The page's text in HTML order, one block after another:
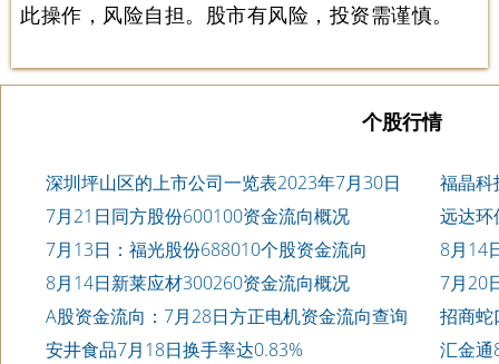
此操作，风险自担。股市有风险，投资需谨慎。
个股行情
深圳坪山区的上市公司一览表2023年7月30日
福晶科
7月21日同方股份600100资金流向概况
远达环
7月13日：福光股份688010个股资金流向
8月14
8月14日新莱应材300260资金流向概况
7月20
A股资金流向：7月28日方正电机资金流向查询
招商蛇
安井食品7月18日换手率达0.83%
汇金通